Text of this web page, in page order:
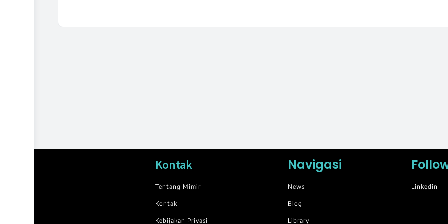
Kontak
Tentang Mimir
Kontak
Kebijakan Privasi
Navigasi
News
Blog
Library
Linkedin